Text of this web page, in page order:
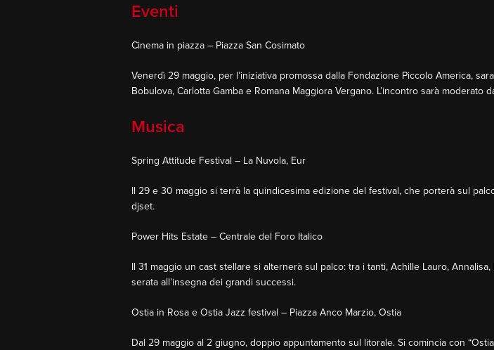
Eventi
Cinema in piazza – Piazza San Cosimato
Venerdì 29 maggio, per l’iniziativa promossa dalla Fondazione Piccolo America,
Bobulova, Carlotta Gamba e Romana Maggiora Vergano. L’incontro sarà moderato
Musica
Spring Attitude Festival – La Nuvola, Eur
Il 29 e 30 maggio si terrà la quindicesima edizione del festival, che porterà sul
djset.
Power Hits Estate – Centrale del Foro Italico
Il 31 maggio un cast stellare si alternerà sul palco: tra i tanti, Achille Lauro,
serata all’insegna dei grandi successi.
Ostia in Rosa e Ostia Jazz festival – Piazza Anco Marzio, Ostia
Dal 29 maggio al 2 giugno, doppio appuntamento sul litorale. Si comincia con